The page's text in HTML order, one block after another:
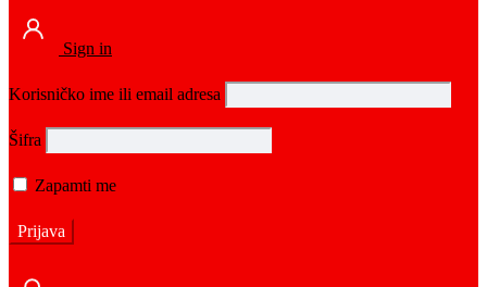
Sign in
Korisničko ime ili email adresa
Šifra
Zapamti me